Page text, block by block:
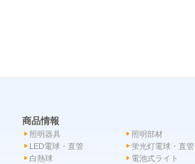
商品情報
照明器具
照明部材
LED電球・直管
蛍光灯電球・直管
白熱球
電池式ライト